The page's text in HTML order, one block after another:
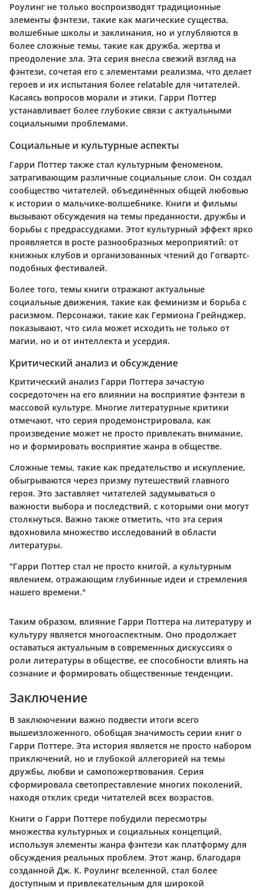
Роулинг не только воспроизводят традиционные
элементы фэнтези, такие как магические существа,
волшебные школы и заклинания, но и углубляются в
более сложные темы, такие как дружба, жертва и
преодоление зла. Эта серия внесла свежий взгляд на
фэнтези, сочетая его с элементами реализма, что делает
героев и их испытания более relatable для читателей.
Касаясь вопросов морали и этики, Гарри Поттер
устанавливает более глубокие связи с актуальными
социальными проблемами.
Социальные и культурные аспекты
Гарри Поттер также стал культурным феноменом,
затрагивающим различные социальные слои. Он создал
сообщество читателей, объединённых общей любовью
к истории о мальчике-волшебнике. Книги и фильмы
вызывают обсуждения на темы преданности, дружбы и
борьбы с предрассудками. Этот культурный эффект ярко
проявляется в росте разнообразных мероприятий: от
книжных клубов и организованных чтений до Гогвартс-
подобных фестивалей.
Более того, темы книги отражают актуальные
социальные движения, такие как феминизм и борьба с
расизмом. Персонажи, такие как Гермиона Грейнджер,
показывают, что сила может исходить не только от
магии, но и от интеллекта и усердия.
Критический анализ и обсуждение
Критический анализ Гарри Поттера зачастую
сосредоточен на его влиянии на восприятие фэнтези в
массовой культуре. Многие литературные критики
отмечают, что серия продемонстрировала, как
произведение может не просто привлекать внимание,
но и формировать восприятие жанра в обществе.
Сложные темы, такие как предательство и искупление,
обыгрываются через призму путешествий главного
героя. Это заставляет читателей задумываться о
важности выбора и последствий, с которыми они могут
столкнуться. Важно также отметить, что эта серия
вдохновила множество исследований в области
литературы.
"Гарри Поттер стал не просто книгой, а культурным
явлением, отражающим глубинные идеи и стремления
нашего времени."
Таким образом, влияние Гарри Поттера на литературу и
культуру является многоаспектным. Оно продолжает
оставаться актуальным в современных дискуссиях о
роли литературы в обществе, ее способности влиять на
сознание и формировать общественные тенденции.
Заключение
В заклюючении важно подвести итоги всего
вышеизложенного, обобщая значимость серии книг о
Гарри Поттере. Эта история является не просто набором
приключений, но и глубокой аллегорией на темы
дружбы, любви и самопожертвования. Серия
сформировала светопреставление многих поколений,
находя отклик среди читателей всех возрастов.
Книги о Гарри Поттере побудили пересмотры
множества культурных и социальных концепций,
используя элементы жанра фэнтези как платформу для
обсуждения реальных проблем. Этот жанр, благодаря
созданной Дж. К. Роулинг вселенной, стал более
доступным и привлекательным для широкой